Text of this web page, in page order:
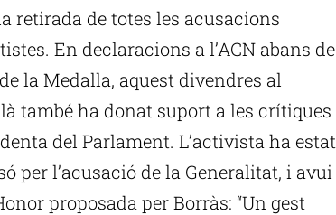
retirada de totes les acusacions
En declaracions a l’ACN abans de
la Medalla, aquest divendres al
també ha donat suport a les crítiques
del Parlament. L’activista ha estat
per l’acusació de la Generalitat, i avui
proposada per Borràs: “Un gest